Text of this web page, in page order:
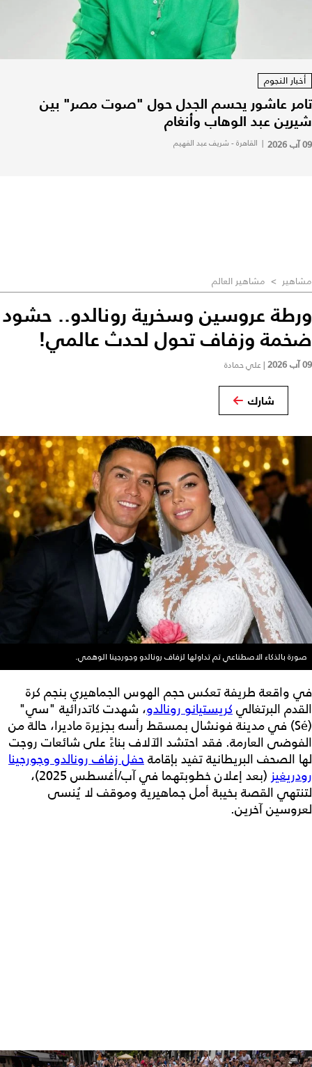
أخبار النجوم
تامر عاشور يحسم الجدل حول "صوت مصر" بين
شيرين عبد الوهاب وأنغام
09 آب 2026 | القاهرة - شريف عبد الفهيم
مشاهير > مشاهير العالم
ورطة عروسين وسخرية رونالدو.. حشود
ضخمة وزفاف تحول لحدث عالمي!
09 آب 2026 |علي حمادة
شارك
صورة بالذكاء الاصطناعي تم تداولها لزفاف رونالدو وجورجينا الوهمي.
في واقعة طريفة تعكس حجم الهوس الجماهيري بنجم كرة
القدم البرتغاليكريستيانو رونالدو، شهدت كاتدرائية "سي"
(Sé) في مدينة فونشال بمسقط رأسه بجزيرة ماديرا، حالة من
الفوضى العارمة. فقد احتشد الآلاف بناءً على شائعات روجت
لها الصحف البريطانية تفيد بإقامةحفل زفاف رونالدو وجورجينا
رودريغيز
(بعد إعلان خطوبتهما في آب/أغسطس 2025)،
لتنتهي القصة بخيبة أمل جماهيرية وموقف لا يُنسى
لعروسين آخرين.